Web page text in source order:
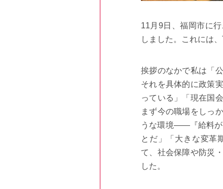
11月9日、福岡市に
しました。これには
挨拶のなかで私は「
それを具体的に政策
っている」「現在国
まず今の職場をしっ
うな環境――『給料が
とだ」「大きな変革
て、社会保障や防災
した。